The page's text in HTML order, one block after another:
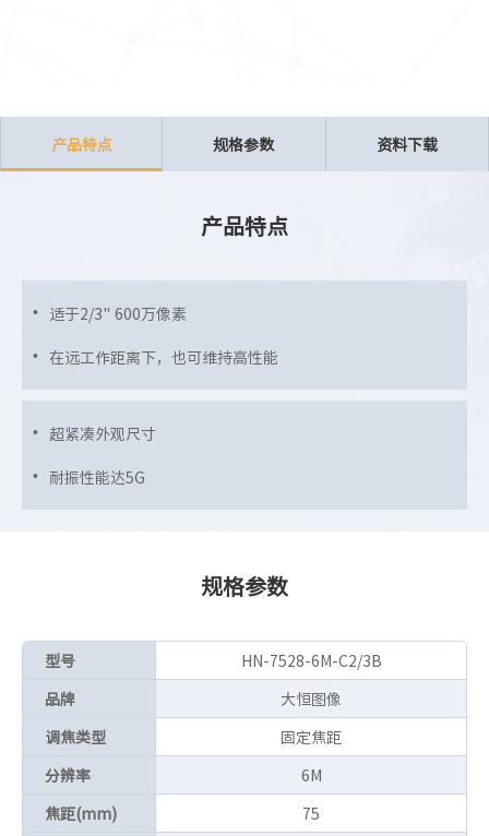
产品特点 规格参数 资料下载
产品特点
适于2/3" 600万像素
在远工作距离下，也可维持高性能
超紧凑外观尺寸
耐振性能达5G
规格参数
型号
HN-7528-6M-C2/3B
品牌
大恒图像
调焦类型
固定焦距
分辨率
6M
焦距(mm)
75